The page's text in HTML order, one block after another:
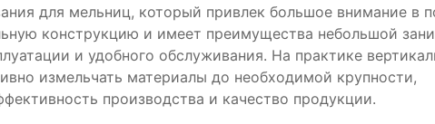
для мельниц, который привлек большое внимание в
конструкцию и имеет преимущества небольшой
и удобного обслуживания. На практике
измельчать материалы до необходимой крупности,
производства и качество продукции.